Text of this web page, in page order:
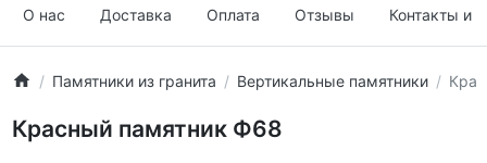
О нас Доставка Оплата Отзывы Контакты и
Памятники из гранита Вертикальные памятники
Красный памятник Ф68